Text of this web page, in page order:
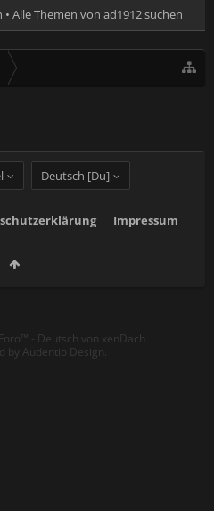
Alle Themen von ad1912 suchen
Deutsch [Du]
Impressum
- Deutsch von xenDach
by Audentio Design.